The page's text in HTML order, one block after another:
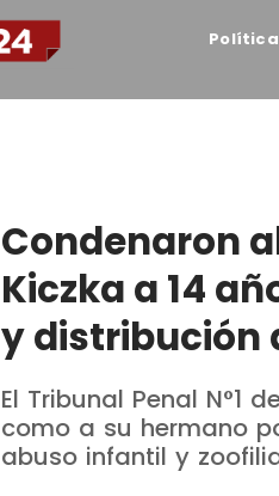
Política
Condenaron
Kiczka a 14
y distribución
El Tribunal Penal N°1
como a su hermano
abuso infantil y